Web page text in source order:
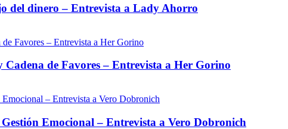
del dinero – Entrevista a Lady Ahorro
de Favores – Entrevista a Her Gorino
Emocional – Entrevista a Vero Dobronich